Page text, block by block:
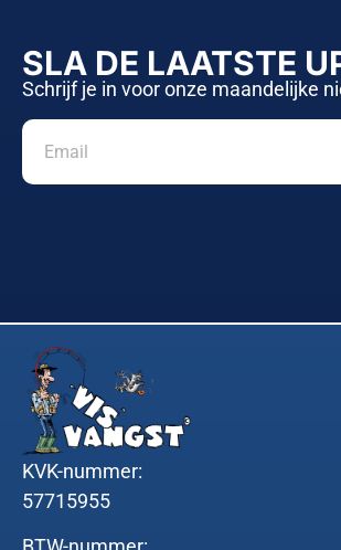
SLA DE LAATSTE
Schrijf je in voor onze maandelijke
KVK-nummer:
57715955